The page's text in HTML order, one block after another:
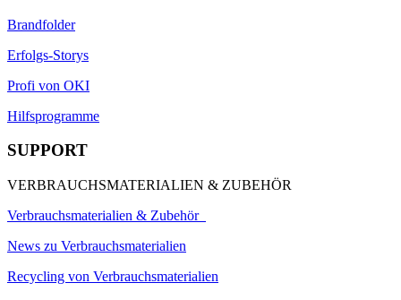
Brandfolder
Erfolgs-Storys
Profi von OKI
Hilfsprogramme
SUPPORT
VERBRAUCHSMATERIALIEN & ZUBEHÖR
Verbrauchsmaterialien & Zubehör
News zu Verbrauchsmaterialien
Recycling von Verbrauchsmaterialien